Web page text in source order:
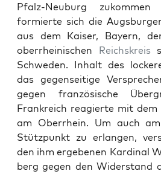
Pfalz-Neuburg
formierte sich die
aus dem Kaiser, Bay­ern,
ober­rheinis­chen Reich­skreis
Schwe­den. Inhalt des
das gegen­seit­ige
gegen franzö­sis­che
Frankre­ich reagierte mit dem
am Ober­rhein. Um auch
Stützpunkt zu erlan­gen,
den ihm ergebe­nen Kar­di­nal
berg gegen den Wider­stand